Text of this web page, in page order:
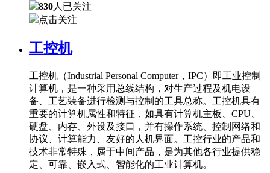
830人已关注
点击关注
工控机
工控机（Industrial Personal Computer，IPC）即工业控制
计算机，是一种采用总线结构，对生产过程及机电设
备、工艺装备进行检测与控制的工具总称。工控机具有
重要的计算机属性和特征，如具有计算机主板、CPU、
硬盘、内存、外设及接口，并有操作系统、控制网络和
协议、计算能力、友好的人机界面。工控行业的产品和
技术非常特殊，属于中间产品，是为其他各行业提供稳
定、可靠、嵌入式、智能化的工业计算机。